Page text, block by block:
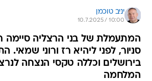
יניב טוכמן
10.7.2025 / 10:00
המתעמלת של בני הרצליה סיימה
סניור, לפני ליהיא רז ורוני שמאי.
בירושלים וכללה טקסי הנצחה
המלחמה